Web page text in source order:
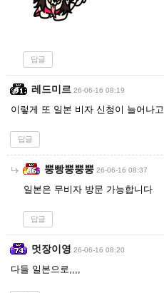
답글
레드미르 26-06-16 08:19
이렇게 또 일본 비자 신청이 늘어나고
답글
뿡빵뿡뿡뿡 26-06-16 08:37
일본은 무비자 방문 가능합니다
답글
멋장이영 26-06-16 08:20
다들 일본으로,,,,